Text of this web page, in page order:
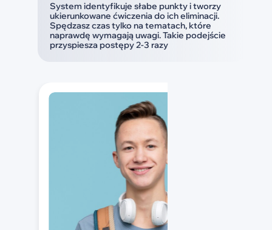
System identyfikuje słabe punkty i tworzy
ukierunkowane ćwiczenia do ich eliminacji.
Spędzasz czas tylko na tematach, które
naprawdę wymagają uwagi. Takie podejście
przyspiesza postępy 2-3 razy